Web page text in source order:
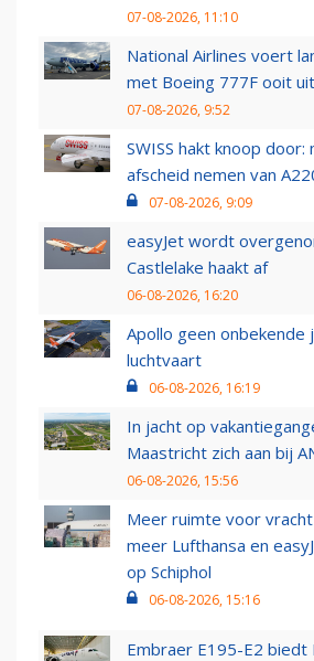
07-08-2026, 11:10
National Airlines voert
met Boeing 777F ooit uit
07-08-2026, 9:52
SWISS hakt knoop
afscheid nemen van
07-08-2026, 9:09
easyJet wordt
Castlelake haakt af
06-08-2026, 16:20
Apollo geen onbekende
luchtvaart
06-08-2026, 16:19
In jacht op
Maastricht zich aan bij
06-08-2026, 15:56
Meer ruimte voor
meer Lufthansa en
op Schiphol
06-08-2026, 15:16
Embraer E195-E2 biedt